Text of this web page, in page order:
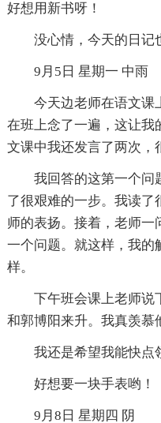
好想用新书呀！
没心情，今天的日记
9月5日 星期一 中雨
今天边老师在语文课
在班上念了一遍，这让我
文课中我还发言了两次，
我回答的这第一个问
了很艰难的一步。我读
师的表扬。接着，老师一
一个问题。就这样，我的
样。
下午班会课上老师说
和郭博阳来升。我真羡慕
我还是希望我能快点
好想要一块手表哟！
9月8日 星期四 阴